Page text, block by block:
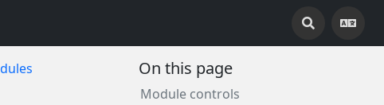
On this page
Module controls